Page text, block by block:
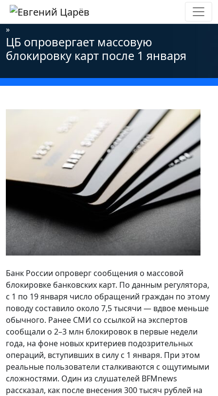
Главная»Новости»Информационная безопасность
»
ЦБ опровергает массовую
блокировку карт после 1 января
Банк России опроверг сообщения о массовой
блокировке банковских карт. По данным регулятора,
с 1 по 19 января число обращений граждан по этому
поводу составило около 7,5 тысячи — вдвое меньше
обычного. Ранее СМИ со ссылкой на экспертов
сообщали о 2–3 млн блокировок в первые недели
года, на фоне новых критериев подозрительных
операций, вступивших в силу с 1 января. При этом
реальные пользователи сталкиваются с ощутимыми
сложностями. Один из слушателей BFMnews
рассказал, как после внесения 300 тысяч рублей на